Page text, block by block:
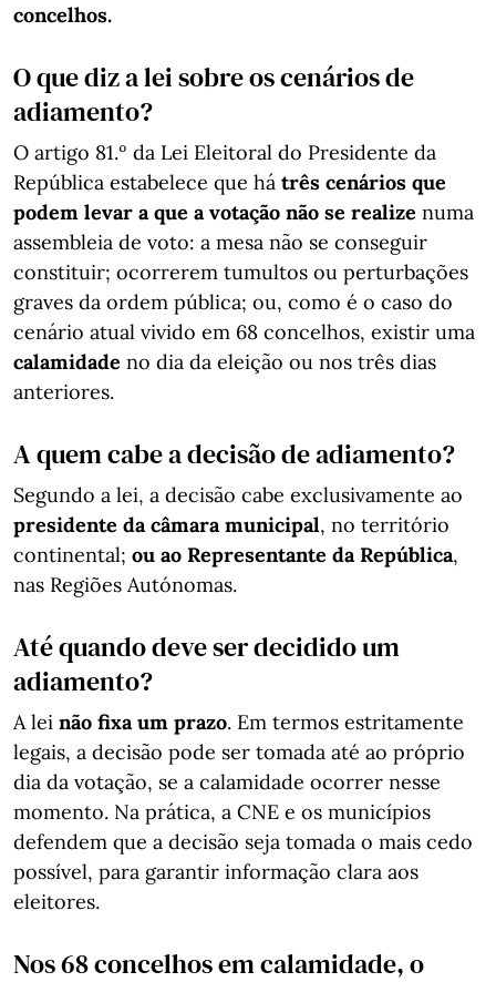
concelhos.
O que diz a lei sobre os cenários de
adiamento?
O artigo 81.º da Lei Eleitoral do Presidente da
República estabelece que há três cenários que
podem levar a que a votação não se realize numa
assembleia de voto: a mesa não se conseguir
constituir; ocorrerem tumultos ou perturbações
graves da ordem pública; ou, como é o caso do
cenário atual vivido em 68 concelhos, existir uma
calamidade no dia da eleição ou nos três dias
anteriores.
A quem cabe a decisão de adiamento?
Segundo a lei, a decisão cabe exclusivamente ao
presidente da câmara municipal, no território
continental; ou ao Representante da República,
nas Regiões Autónomas.
Até quando deve ser decidido um
adiamento?
A lei não fixa um prazo. Em termos estritamente
legais, a decisão pode ser tomada até ao próprio
dia da votação, se a calamidade ocorrer nesse
momento. Na prática, a CNE e os municípios
defendem que a decisão seja tomada o mais cedo
possível, para garantir informação clara aos
eleitores.
Nos 68 concelhos em calamidade, o